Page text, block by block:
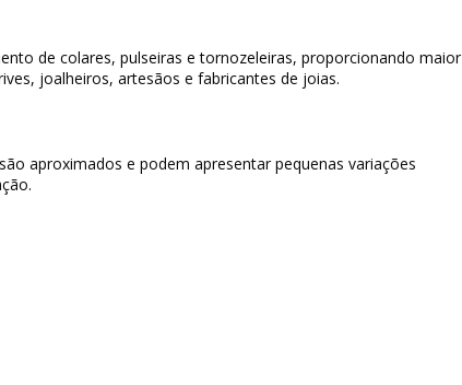
de colares, pulseiras e tornozeleiras, proporcionando maior
joalheiros, artesãos e fabricantes de joias.
aproximados e podem apresentar pequenas variações